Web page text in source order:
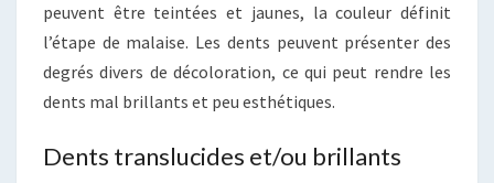
peuvent être teintées et jaunes, la couleur définit
l’étape de malaise. Les dents peuvent présenter des
degrés divers de décoloration, ce qui peut rendre les
dents mal brillants et peu esthétiques.
Dents translucides et/ou brillants